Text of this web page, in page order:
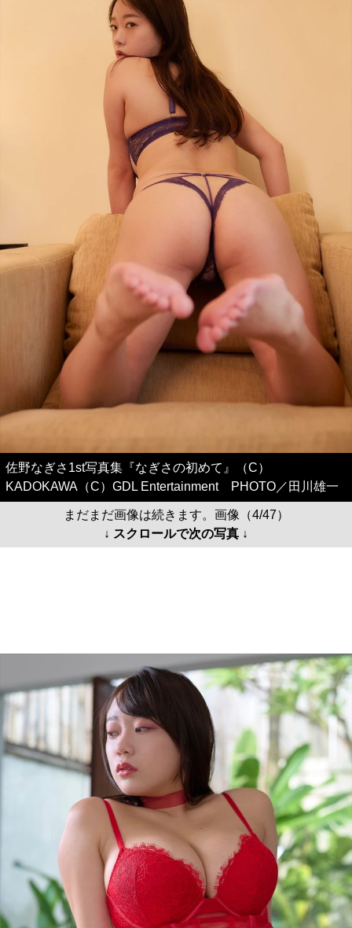
佐野なぎさ1st写真集『なぎさの初めて』（C）
KADOKAWA（C）GDL Entertainment PHOTO／田川雄一
まだまだ画像は続きます。画像（4/47）
↓ スクロールで次の写真 ↓